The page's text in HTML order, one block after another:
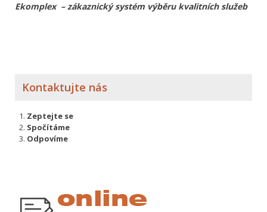
Ekomplex – zákaznický systém výběru kvalitních služeb
Kontaktujte nás
Zeptejte se
Spočítáme
Odpovíme